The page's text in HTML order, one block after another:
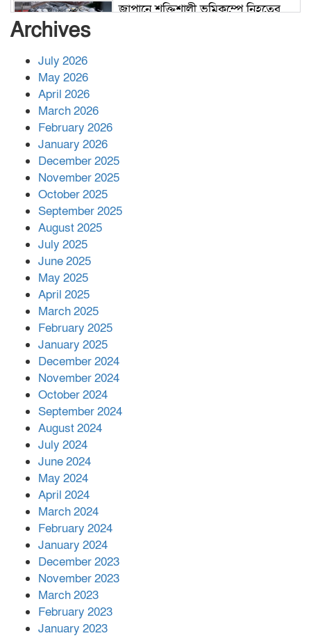
জাপানে শক্তিশালী ভূমিকম্পে নিহতের
পর ফোন তারেক রহমানের,গ্যাস সঙ্কট
সহায়তা দিলেন সাচিং প্রু জেরী
Archives
July 2026
May 2026
April 2026
March 2026
February 2026
January 2026
December 2025
November 2025
October 2025
September 2025
August 2025
July 2025
June 2025
May 2025
April 2025
March 2025
February 2025
January 2025
December 2024
November 2024
October 2024
September 2024
August 2024
July 2024
June 2024
May 2024
April 2024
March 2024
February 2024
January 2024
December 2023
November 2023
March 2023
February 2023
January 2023